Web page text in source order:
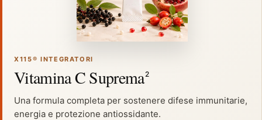
X115® INTEGRATORI
Vitamina C Suprema2
Una formula completa per sostenere difese immunitarie,
energia e protezione antiossidante.